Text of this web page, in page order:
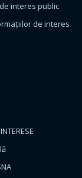
interes public
de interes